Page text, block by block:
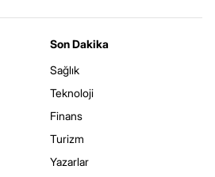
Son Dakika
Sağlık
Teknoloji
Finans
Turizm
Yazarlar